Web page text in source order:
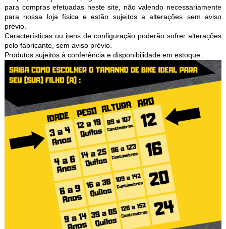
para compras efetuadas neste site, não valendo necessariamente
para nossa loja física e estão sujeitos a alterações sem aviso
prévio.
Características ou itens de configuração poderão sofrer alterações
pelo fabricante, sem aviso prévio.
Produtos sujeitos à conferência e disponibilidade em estoque.